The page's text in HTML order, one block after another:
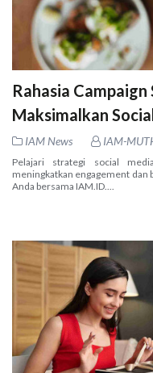
Rahasia Campaign
Maksimalkan
IAM News IAM-
Pelajari strategi social
meningkatkan engagement dan
Anda bersama IAM.ID....